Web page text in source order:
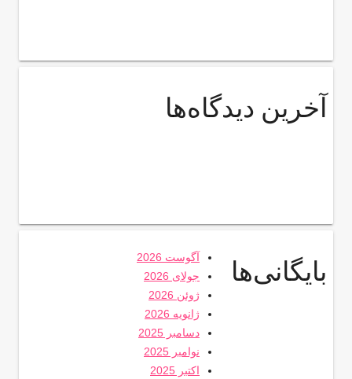
آخرین دیدگاه‌ها
بایگانی‌ها
آگوست 2026
جولای 2026
ژوئن 2026
ژانویه 2026
دسامبر 2025
نوامبر 2025
اکتبر 2025